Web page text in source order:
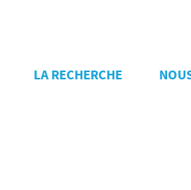
LA RECHERCHE